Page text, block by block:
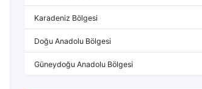
Karadeniz Bölgesi
Doğu Anadolu Bölgesi
Güneydoğu Anadolu Bölgesi